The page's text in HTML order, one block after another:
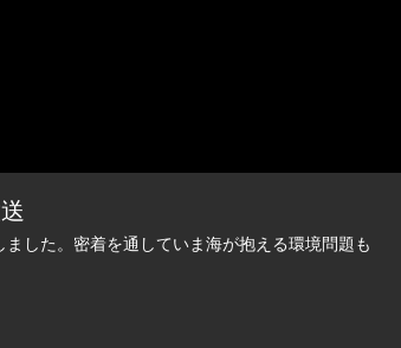
した。密着を通していま海が抱える環境問題も